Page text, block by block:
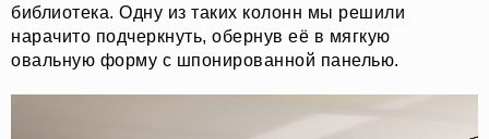
библиотека. Одну из таких колонн мы решили
нарачито подчеркнуть, обернув её в мягкую
овальную форму с шпонированной панелью.